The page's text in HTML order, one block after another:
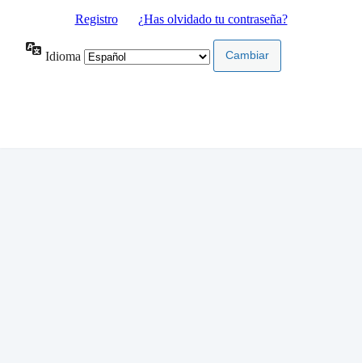
Registro ¿Has olvidado tu contraseña?
Idioma